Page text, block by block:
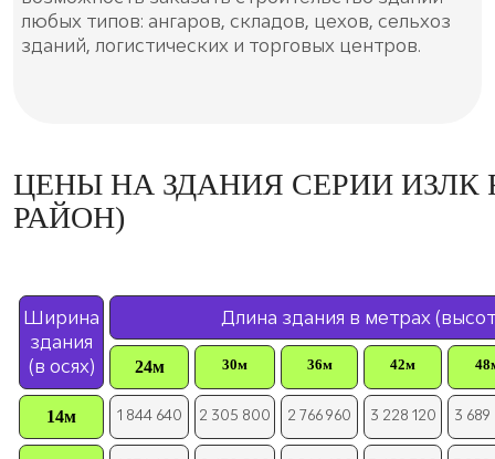
любых типов: ангаров, складов, цехов, сельхоз
зданий, логистических и торговых центров.
ЦЕНЫ НА ЗДАНИЯ СЕРИИ ИЗЛК
РАЙОН)
Ширина
здания
(в осях)
Длина здания в метрах
24м 30м 36м 42м
14м 1 844 640 2 305 800 2 766 960 3 228 120 3